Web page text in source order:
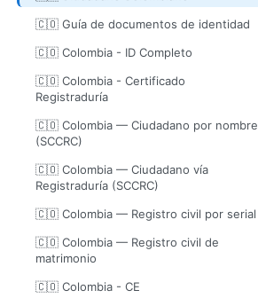
🇨🇴 Guía de documentos de identidad
🇨🇴 Colombia - ID Completo
🇨🇴 Colombia - Certificado
Registraduría
🇨🇴 Colombia — Ciudadano por nombre
(SCCRC)
🇨🇴 Colombia — Ciudadano vía
Registraduría (SCCRC)
🇨🇴 Colombia — Registro civil por serial
🇨🇴 Colombia — Registro civil de
matrimonio
🇨🇴 Colombia - CE